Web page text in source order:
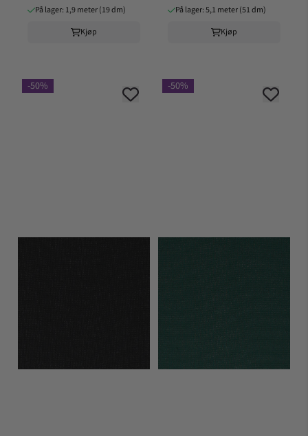
På lager: 1,9 meter (19 dm)
Kjøp
På lager: 5,1 meter (51 dm)
Kjøp
-50% -50%